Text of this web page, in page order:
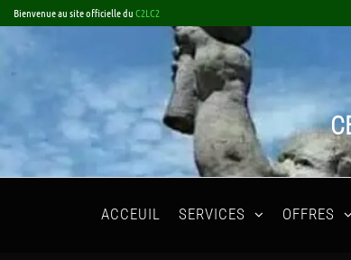
SkipBienvenue au site officielle duC2LC2
ACCEUIL SERVICES OFFRES